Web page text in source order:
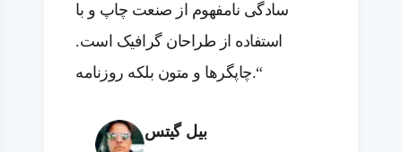
سادگی نامفهوم از صنعت چاپ و با
استفاده از طراحان گرافیک است.
چاپگرها و متون بلکه روزنامه.“
بیل گیتس